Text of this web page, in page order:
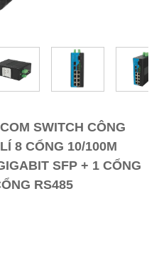
SWITCH CÔNG
8 CỔNG 10/100M
SFP + 1 CỔNG
RS485